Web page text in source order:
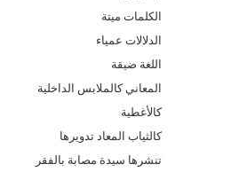
الكلمات ميتة
الدلالات عمياء
اللغة ضيقة
المعاني كالملابس الداخلية
كالأغطية
كالثياب المعاد تدويرها
تنشرها سيدة مصابة بالفقر